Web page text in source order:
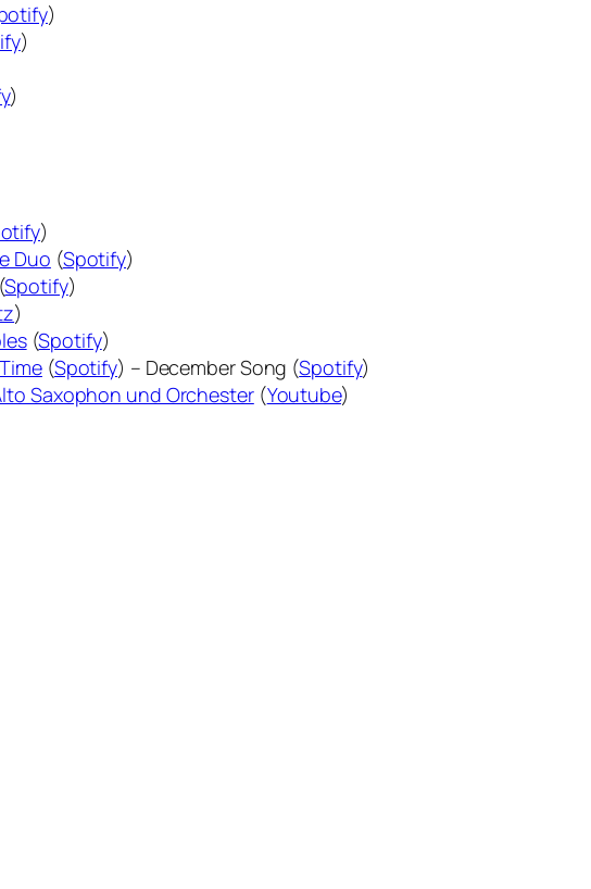
)
)
)
)
Duo (Spotify)
Spotify)
)
(Spotify)
Time(Spotify) – December Song (Spotify)
Saxophon und Orchester(Youtube)